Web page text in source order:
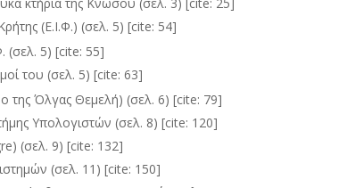
(Ε.Ι.Φ.) (σελ. 5) [cite: 54]
(σελ. 5) [cite: 55]
του (σελ. 5) [cite: 63]
της Όλγας Θεμελή) (σελ. 6) [cite: 79]
Υπολογιστών (σελ. 8) [cite: 120]
(σελ. 9) [cite: 132]
(σελ. 11) [cite: 150]